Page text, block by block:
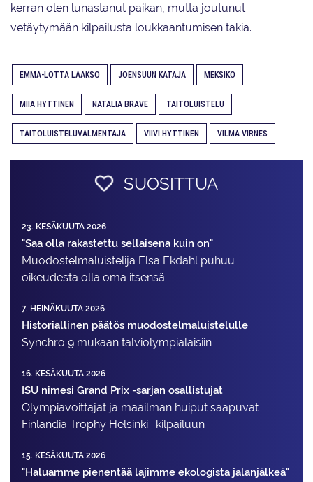
kerran olen lunastanut paikan, mutta joutunut
vetäytymään kilpailusta loukkaantumisen takia.
EMMA-LOTTA LAAKSO JOENSUUN KATAJA MEKSIKO
MIIA HYTTINEN NATALIA BRAVE TAITOLUISTELU
TAITOLUISTELUVALMENTAJA VIIVI HYTTINEN VILMA VIRNES
SUOSITTUA
23. KESÄKUUTA 2026
"Saa olla rakastettu sellaisena kuin on"
Muodostelma­luistelija Elsa Ekdahl puhuu
oikeudesta olla oma itsensä
7. HEINÄKUUTA 2026
Historiallinen päätös muodostelmaluistelulle
Synchro 9 mukaan talviolympialaisiin
16. KESÄKUUTA 2026
ISU nimesi Grand Prix -sarjan osallistujat
Olympiavoittajat ja maailman huiput saapuvat
Finlandia Trophy Helsinki -kilpailuun
15. KESÄKUUTA 2026
"Haluamme pienentää lajimme ekologista jalanjälkeä"